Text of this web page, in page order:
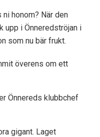
ni honom? När den
upp i Önneredströjan i
som nu bär frukt.
överens om ett
Önnereds klubbchef
gigant. Laget